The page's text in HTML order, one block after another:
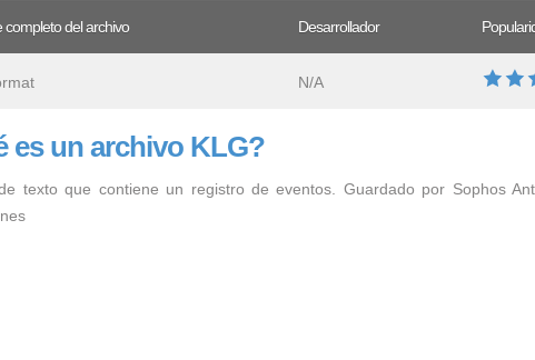
completo del archivo Desarrollador
N/A
es un archivo KLG?
texto que contiene un registro de eventos. Guardado por Sophos